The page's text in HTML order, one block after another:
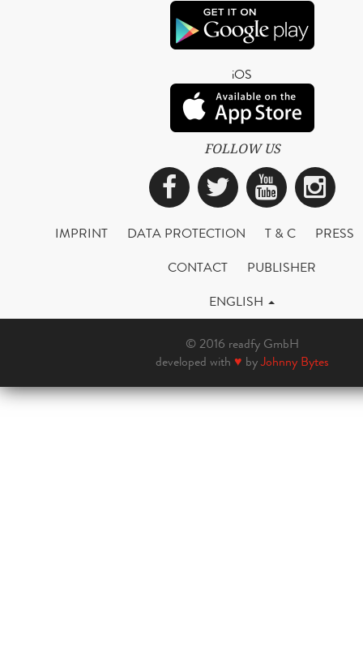
iOS
FOLLOW US
Facebook
Twitter
IMPRINT DATA PROTECTION T & C
PRESS
CONTACT
PUBLISHER
ENGLISH
© 2016 readfy GmbH
developed with ♥ byJohnny Bytes